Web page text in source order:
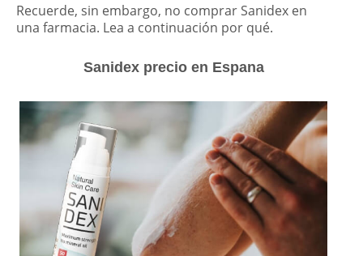
Recuerde, sin embargo, no comprar Sanidex en
una farmacia. Lea a continuación por qué.
Sanidex precio en Espana